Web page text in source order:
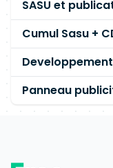
Cumul Sasu +